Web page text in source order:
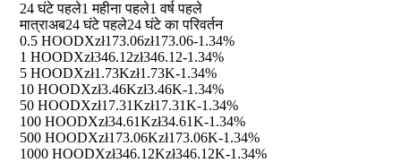
24 घंटे पहले1 महीना पहले1 वर्ष पहले
मात्राअब24 घंटे पहले24 घंटे का परिवर्तन
0.5 HOODXzł173.06zł173.06-1.34%
1 HOODXzł346.12zł346.12-1.34%
5 HOODXzł1.73Kzł1.73K-1.34%
10 HOODXzł3.46Kzł3.46K-1.34%
50 HOODXzł17.31Kzł17.31K-1.34%
100 HOODXzł34.61Kzł34.61K-1.34%
500 HOODXzł173.06Kzł173.06K-1.34%
1000 HOODXzł346.12Kzł346.12K-1.34%